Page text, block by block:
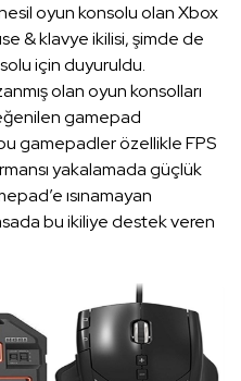
oyun konsolu olan Xbox
& klavye ikilisi, şimde de
için duyuruldu.
olan oyun konsolları
gamepad
gamepadler özellikle FPS
yakalamada güçlük
ısınamayan
bu ikiliye destek veren